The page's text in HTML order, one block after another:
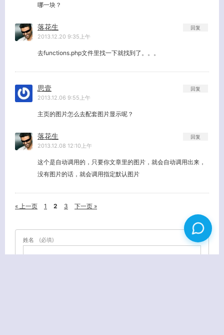
哪一块？
落花生
2013.12.20 9:35上午
去functions.php文件里找一下就找到了。。。
回复
思壹
2013.12.06 9:55上午
主页的图片怎么去配套图片显示呢？
回复
落花生
2013.12.08 12:10上午
这个是自动调用的，只要你文章里的图片，就会自动调用出来，
没有图片的话，就会调用指定默认图片
回复
« 上一页 1 2 3 下一页 »
姓名 (必填)